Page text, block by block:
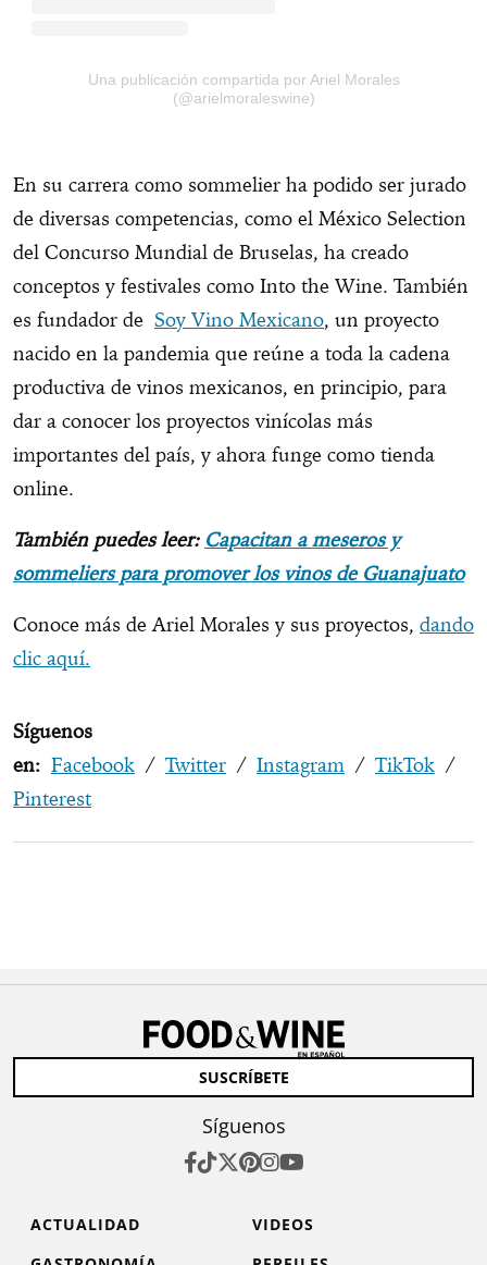
Una publicación compartida por Ariel Morales
(@arielmoraleswine)
En su carrera como sommelier ha podido ser jurado
de diversas competencias, como el México Selection
del Concurso Mundial de Bruselas, ha creado
conceptos y festivales como Into the Wine. También
es fundador de Soy Vino Mexicano, un proyecto
nacido en la pandemia que reúne a toda la cadena
productiva de vinos mexicanos, en principio, para
dar a conocer los proyectos vinícolas más
importantes del país, y ahora funge como tienda
online.
También puedes leer: Capacitan a meseros y
sommeliers para promover los vinos de Guanajuato
Conoce más de Ariel Morales y sus proyectos, dando
clic aquí.
Síguenos
en: Facebook / Twitter / Instagram / TikTok /
Pinterest
SUSCRÍBETE
Síguenos
ACTUALIDAD
VIDEOS